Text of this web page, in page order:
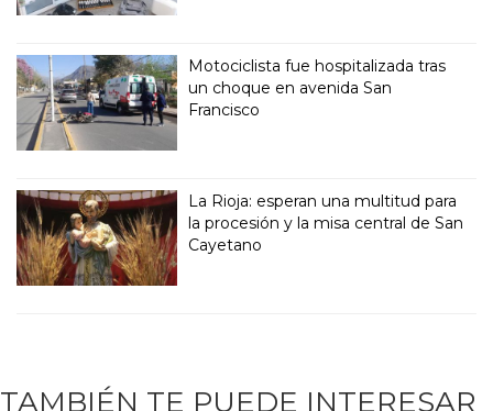
Motociclista fue hospitalizada tras
un choque en avenida San
Francisco
La Rioja: esperan una multitud para
la procesión y la misa central de San
Cayetano
TAMBIÉN TE PUEDE INTERESAR